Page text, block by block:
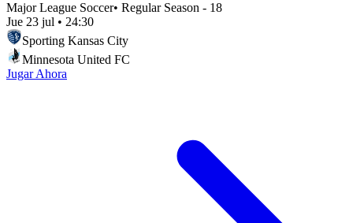
Major League Soccer• Regular Season - 18
Jue 23 jul • 24:30
Sporting Kansas City
Minnesota United FC
Jugar Ahora